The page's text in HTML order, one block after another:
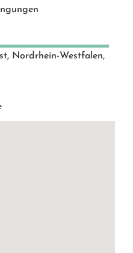
Nordrhein-Westfalen,